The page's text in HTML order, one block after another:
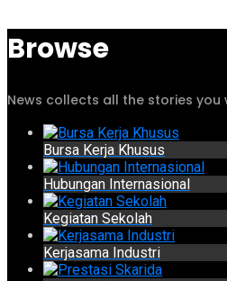
Browse
News collects all the stories
Bursa Kerja Khusus
Hubungan Internasional
Kegiatan Sekolah
Kerjasama Industri